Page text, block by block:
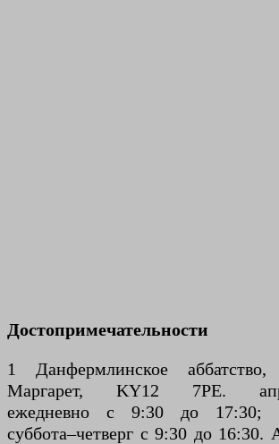
Достопримечательности
1 Данфермлинское
Маргарет, KY12 7PE.
ежедневно с 9:30 до 17:30;
суббота–четверг с 9:30 до 16:30.